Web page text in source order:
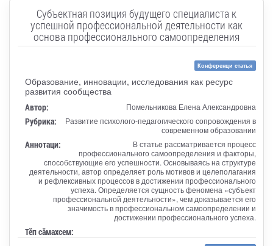
Субъектная позиция будущего специалиста к
успешной профессиональной деятельности как
основа профессионального самоопределения
Конференци статья
Образование, инновации, исследования как ресурс
развития сообщества
Автор: Помельникова Елена Александровна
Рубрика:
Развитие психолого-педагогического сопровождения в
современном образовании
Аннотаци:
В статье рассматривается процесс
профессионального самоопределения и факторы,
способствующие его успешности. Основываясь на структуре
деятельности, автор определяет роль мотивов и целеполагания
и рефлексивных процессов в достижении профессионального
успеха. Определяется сущность феномена «субъект
профессиональной деятельности», чем доказывается его
значимость в профессиональном самоопределении и
достижении профессионального успеха.
Тӗп сӑмахсем: